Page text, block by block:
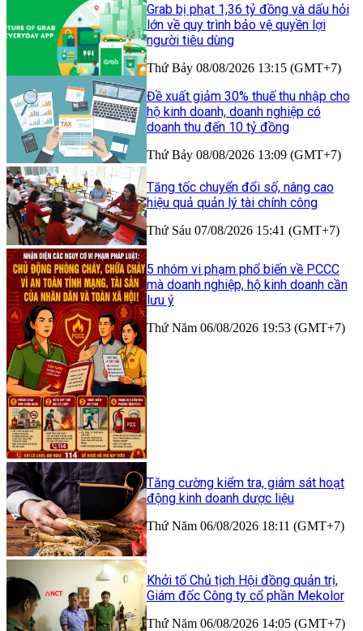
Grab bị phạt 1,36 tỷ đồng và dấu hỏi
lớn về quy trình bảo vệ quyền lợi
người tiêu dùng
Thứ Bảy 08/08/2026 13:15 (GMT+7)
Đề xuất giảm 30% thuế thu nhập cho
hộ kinh doanh, doanh nghiệp có
doanh thu đến 10 tỷ đồng
Thứ Bảy 08/08/2026 13:09 (GMT+7)
Tăng tốc chuyển đổi số, nâng cao
hiệu quả quản lý tài chính công
Thứ Sáu 07/08/2026 15:41 (GMT+7)
5 nhóm vi phạm phổ biến về PCCC
mà doanh nghiệp, hộ kinh doanh cần
lưu ý
Thứ Năm 06/08/2026 19:53 (GMT+7)
Tăng cường kiểm tra, giám sát hoạt
động kinh doanh dược liệu
Thứ Năm 06/08/2026 18:11 (GMT+7)
Khởi tố Chủ tịch Hội đồng quản trị,
Giám đốc Công ty cổ phần Mekolor
Thứ Năm 06/08/2026 14:05 (GMT+7)